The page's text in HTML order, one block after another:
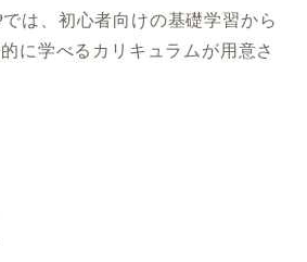
は、初心者向けの基礎学習から
に学べるカリキュラムが用意さ